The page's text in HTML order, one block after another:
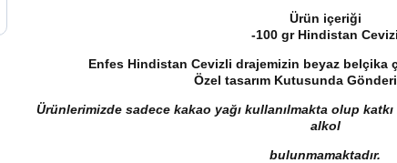
Ürün içeriği
-100 gr Hindistan Cevizi
Enfes Hindistan Cevizli drajemizin beyaz belçika
Özel tasarım Kutusunda
Ürünlerimizde sadece kakao yağı kullanılmakta olup
alkol
bulunmamaktadır.